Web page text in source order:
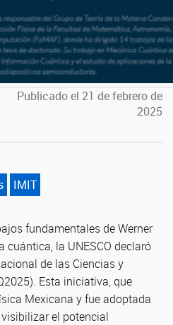
en Twitter
Publicado el 21 de febrero de
2025
IMIT
fundamentales de Werner
cuántica, la UNESCO declaró
de las Ciencias y
Esta iniciativa, que
Mexicana y fue adoptada
el potencial